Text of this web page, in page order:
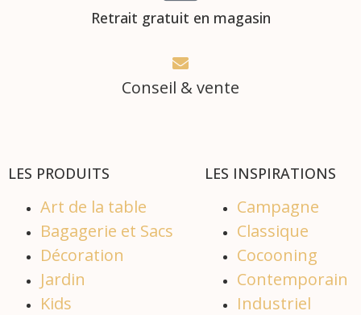
Retrait gratuit en magasin
Conseil & vente
LES PRODUITS
Art de la table
Bagagerie et Sacs
Décoration
Jardin
Kids
LES INSPIRATIONS
Campagne
Classique
Cocooning
Contemporain
Industriel